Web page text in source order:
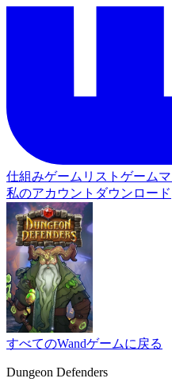
仕組みゲームリスト ゲーム
私のアカウント ダウンロード
すべてのWandゲームに戻る
Dungeon Defenders